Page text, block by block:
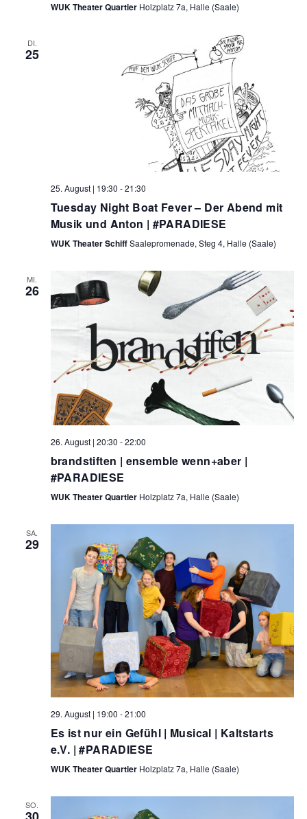
WUK Theater Quartier Holzplatz 7a, Halle (Saale)
DI.
25
25. August | 19:30 -21:30
Tuesday Night Boat Fever – Der Abend mit
Musik und Anton | #PARADIESE
WUK Theater SchiffSaalepromenade, Steg 4, Halle (Saale)
MI.
26
26. August | 20:30 -22:00
brandstiften | ensemble wenn+aber |
#PARADIESE
WUK Theater Quartier Holzplatz 7a, Halle (Saale)
SA.
29
29. August | 19:00 -21:00
Es ist nur ein Gefühl | Musical | Kaltstarts
e.V. | #PARADIESE
WUK Theater Quartier Holzplatz 7a, Halle (Saale)
SO.